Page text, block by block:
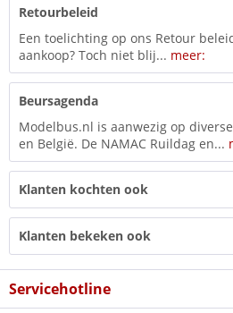
Retourbeleid
Een toelichting op ons Retour
aankoop? Toch niet blij... meer:
Beursagenda
Modelbus.nl is aanwezig op
en België. De NAMAC Ruildag en...
Klanten kochten ook
Klanten bekeken ook
Servicehotline